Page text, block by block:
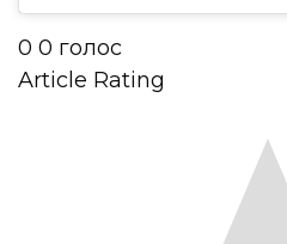
0 0 голос
Article Rating